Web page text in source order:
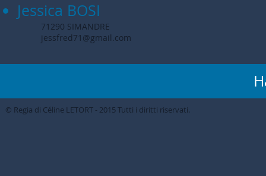
Jessica BOSI
71290 SIMANDRE
jessfred71@gmail.com
© Regia di Céline LETORT - 2015 Tutti i diritti riservati.